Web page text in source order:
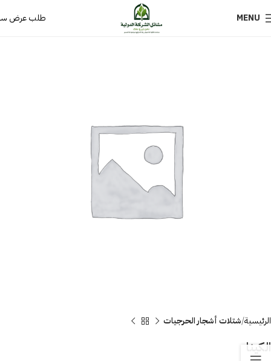
MENU طلب عرض
الرئيسية شتلات أشجار الحرجيات
الكينا